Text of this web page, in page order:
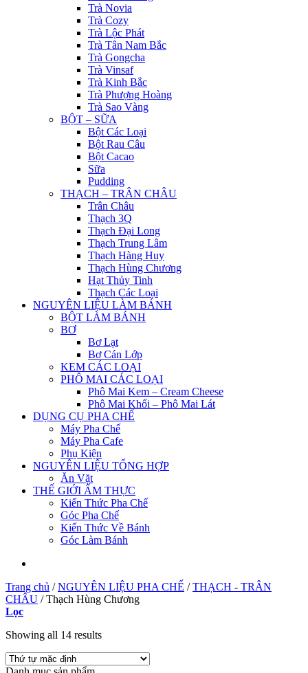
Trà Novia
Trà Cozy
Trà Lộc Phát
Trà Tân Nam Bắc
Trà Gongcha
Trà Vinsaf
Trà Kinh Bắc
Trà Phượng Hoàng
Trà Sao Vàng
BỘT – SỮA
Bột Các Loại
Bột Rau Câu
Bột Cacao
Sữa
Pudding
THẠCH – TRÂN CHÂU
Trân Châu
Thạch 3Q
Thạch Đại Long
Thạch Trung Lâm
Thạch Hàng Huy
Thạch Hùng Chương
Hạt Thủy Tinh
Thạch Các Loại
NGUYÊN LIỆU LÀM BÁNH
BỘT LÀM BÁNH
BƠ
Bơ Lạt
Bơ Cán Lớp
KEM CÁC LOẠI
PHÔ MAI CÁC LOẠI
Phô Mai Kem – Cream Cheese
Phô Mai Khối – Phô Mai Lát
DỤNG CỤ PHA CHẾ
Máy Pha Chế
Máy Pha Cafe
Phụ Kiện
NGUYÊN LIỆU TỔNG HỢP
Ăn Vặt
THẾ GIỚI ẨM THỰC
Kiến Thức Pha Chế
Góc Pha Chế
Kiến Thức Về Bánh
Góc Làm Bánh
Trang chủ / NGUYÊN LIỆU PHA CHẾ / THẠCH - TRÂN
CHÂU /Thạch Hùng Chương
Lọc
Showing all 14 results